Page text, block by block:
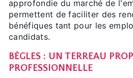
approfondie du marché de
permettent de faciliter des
bénéfiques tant pour les
candidats.
BÈGLES : UN TERREAU
PROFESSIONNELLE